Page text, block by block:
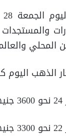
المحلي
الذهب اليوم